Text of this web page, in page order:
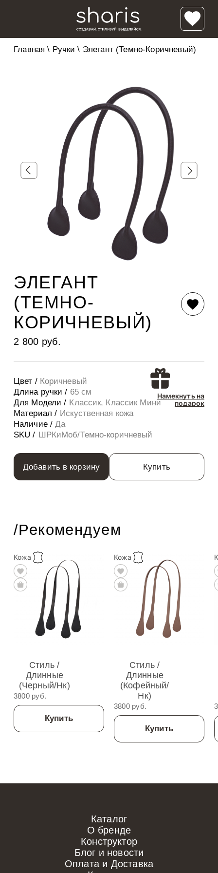
Главная \ Ручки \ Элегант (Темно-Коричневый)
ЭЛЕГАНТ
(ТЕМНО-
КОРИЧНЕВЫЙ)
2 800 руб.
Цвет / Коричневый
Длина ручки / 65 см
Для Модели / Классик, Классик Мини
Материал / Искуственная кожа
Наличие /Да
SKU / ШРКиМоб/Темно-коричневый
Намекнуть на
подарок
Добавить в корзину Купить
/Рекомендуем
Кожа
Стиль /
Длинные
(Черный/нк)
3800 руб.
Купить
Кожа
Стиль /
Длинные
(Кофейный/
Нк)
3800 руб.
Купить
Каталог
О бренде
Конструктор
Блог и новости
Оплата и Доставка